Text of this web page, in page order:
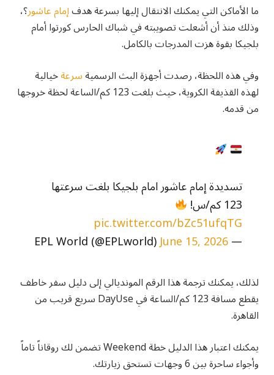
ما الأماكن التي يمكنك الانتقال إليها بسرعة هدفإمام عاشور؟،
وذلك منذ أن أشعلت تصويبته في شباك الحارس كورتوا أمام
بلجيكا بقوة هزت المدرجات بالكامل.
وفي هذه اللحظة، رصدت أجهزة البث الرسميةسرعةخيالية
لهذه القذيفة الكروية، حيث بلغت 123 كم/الساعة لحظة خروجها
من قدمه.
تسديدة إمام عاشور امام بلجيكا بلغت سرعتها
123 كم/س!
pic.twitter.com/bZc51ufqTG
— EPL World (@EPLworld)
June 15, 2026
لذلك، يمكنك ترجمة هذا الرقم المونديالي إلى دليل سفر خاطف
يقطع مسافة 123 كم/الساعة في DayUse سريع قريب من
القاهرة.
يمكنك اعتبار هذا الدليل خطة Weekend تضمن لك روقاناً تاماً
وأجواء ساحرة بين 6 وجهات تستحق زيارتك.